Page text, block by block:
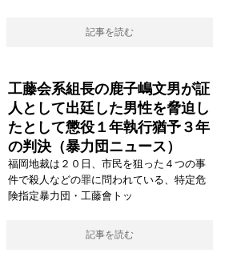
記事を読む
工藤会系組長の鹿子嶋文男が証
人として出廷した男性を脅迫し
たとして懲役１年執行猶予３年
の判決（暴力団ニュース）
福岡地裁は２０日、市民を狙った４つの事
件で殺人などの罪に問われている、特定危
険指定暴力団・工藤會トッ
記事を読む